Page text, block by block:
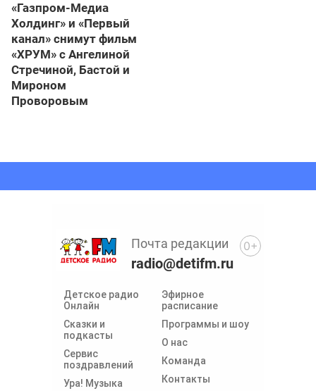
«Газпром-Медиа
Холдинг» и «Первый
канал» снимут фильм
«ХРУМ» с Ангелиной
Стречиной, Бастой и
Мироном
Проворовым
Детское радио
Онлайн
Сказки и
подкасты
Сервис
поздравлений
Ура! Музыка
Эфирное
расписание
Программы и шоу
О нас
Команда
Контакты
Почта редакции
radio@detifm.ru
0+